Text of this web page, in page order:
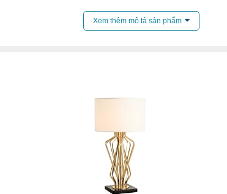
Đèn bàn trên 500k,Đèn bàn phòng ngủ
Xem thêm mô tả sản phẩm